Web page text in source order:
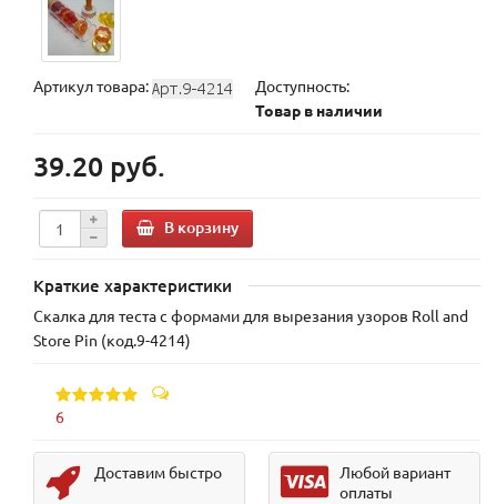
Артикул товара:
Доступность:
Товар в наличии
39.20 руб.
В корзину
Краткие характеристики
Скалка для теста с формами для вырезания узоров Roll and
Store Pin (код.9-4214)
6
Доставим быстро
Любой вариант
оплаты